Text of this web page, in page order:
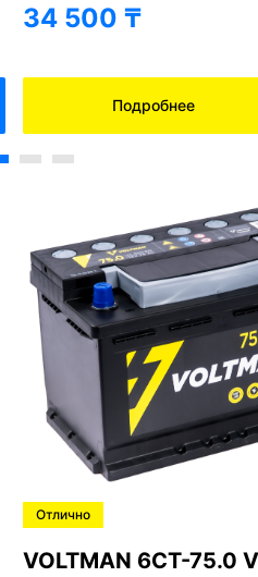
34 500 ₸
Подробнее
Отлично
VOLTMAN 6CT-75.0